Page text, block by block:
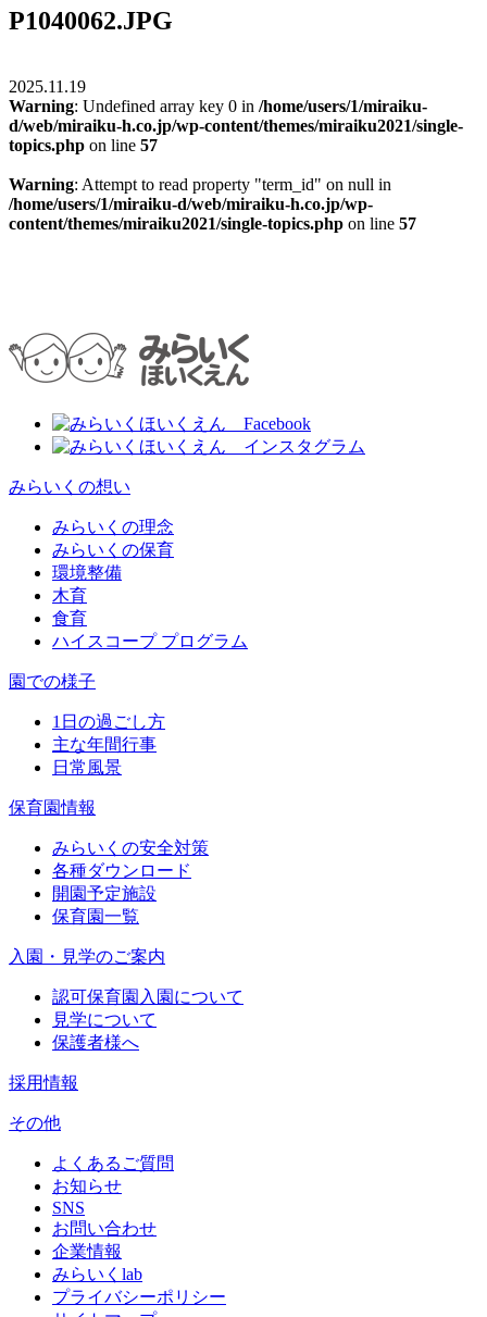
P1040062.JPG
2025.11.19
Warning: Undefined array key 0 in /home/users/1/miraiku-
d/web/miraiku-h.co.jp/wp-content/themes/miraiku2021/single-
topics.php on line 57
Warning: Attempt to read property "term_id" on null in
/home/users/1/miraiku-d/web/miraiku-h.co.jp/wp-
content/themes/miraiku2021/single-topics.php on line 57
みらいくの想い
みらいくの理念
みらいくの保育
環境整備
木育
食育
ハイスコープ プログラム
園での様子
1日の過ごし方
主な年間行事
日常風景
保育園情報
みらいくの安全対策
各種ダウンロード
開園予定施設
保育園一覧
入園・見学のご案内
認可保育園入園について
見学について
保護者様へ
採用情報
その他
よくあるご質問
お知らせ
SNS
お問い合わせ
企業情報
みらいくlab
プライバシーポリシー